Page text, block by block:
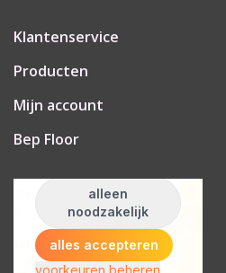
Klantenservice
Producten
Mijn account
Bep Floor